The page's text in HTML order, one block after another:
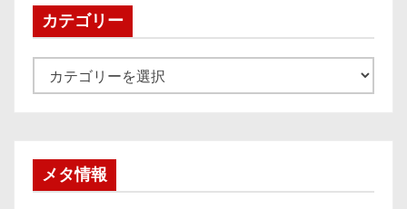
ブカテゴリー
テ
メタ情報